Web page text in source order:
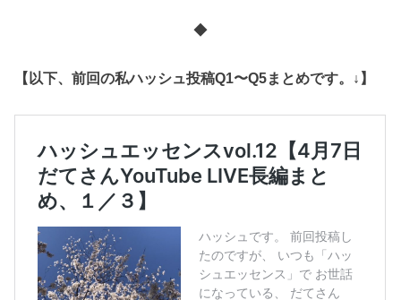
◆
【以下、前回の私ハッシュ投稿Q1〜Q5まとめです。↓】